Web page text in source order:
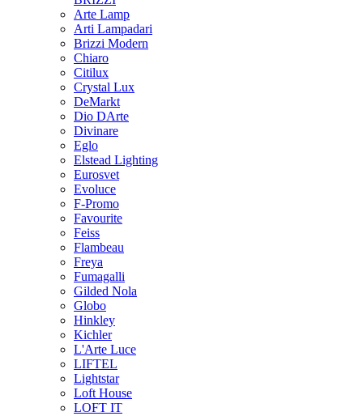
Arte Lamp
Arti Lampadari
Brizzi Modern
Chiaro
Citilux
Crystal Lux
DeMarkt
Dio DArte
Divinare
Eglo
Elstead Lighting
Eurosvet
Evoluce
F-Promo
Favourite
Feiss
Flambeau
Freya
Fumagalli
Gilded Nola
Globo
Hinkley
Kichler
L'Arte Luce
LIFTEL
Lightstar
Loft House
LOFT IT